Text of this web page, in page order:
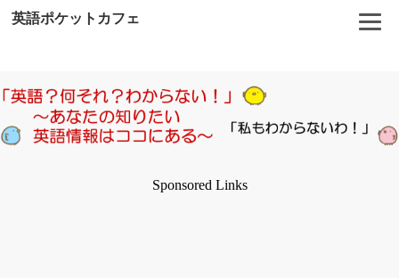
英語ポケットカフェ
Sponsored Links